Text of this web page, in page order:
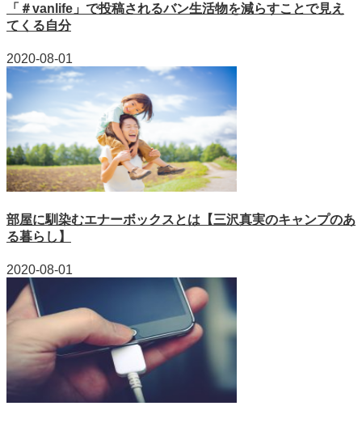
「＃vanlife」で投稿されるバン生活物を減らすことで見え
てくる自分
2020-08-01
部屋に馴染むエナーボックスとは【三沢真実のキャンプのあ
る暮らし】
2020-08-01